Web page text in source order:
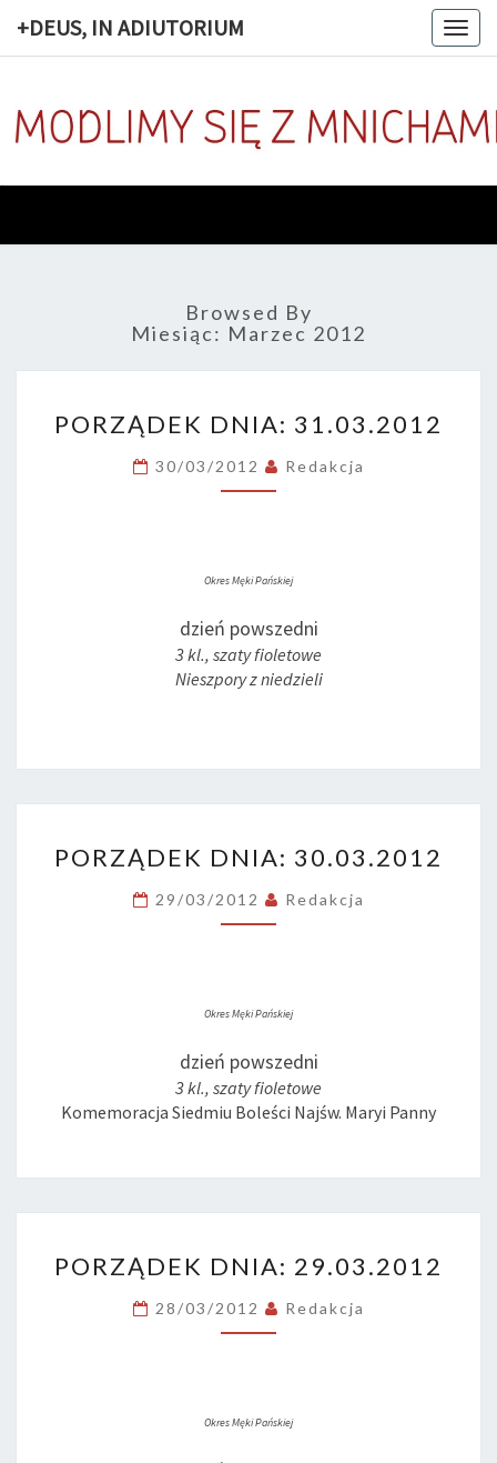
+DEUS, IN ADIUTORIUM
Browsed By
Miesiąc: Marzec 2012
DNIA:
PORZĄDEK DNIA: 31.03.2012
30/03/2012 Redakcja
Okres Męki Pańskiej
dzień powszedni
3 kl., szaty fioletowe
Nieszpory z niedzieli
DNIA:
PORZĄDEK DNIA: 30.03.2012
29/03/2012 Redakcja
Okres Męki Pańskiej
dzień powszedni
3 kl., szaty fioletowe
Komemoracja Siedmiu Boleści Najśw. Maryi Panny
DNIA:
PORZĄDEK DNIA: 29.03.2012
28/03/2012 Redakcja
Okres Męki Pańskiej